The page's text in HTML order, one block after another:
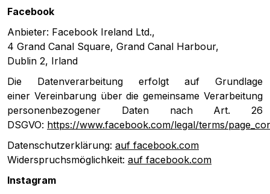
Facebook
Anbieter: Facebook Ireland Ltd.,
4 Grand Canal Square, Grand Canal Harbour,
Dublin 2, Irland
Die Datenverarbeitung erfolgt auf Grundlage
einer Vereinbarung über die gemeinsame Verarbeitung
personenbezogener Daten nach Art. 26
DSGVO: https://www.facebook.com/legal/terms/
Datenschutzerklärung: auf facebook.com
Widerspruchsmöglichkeit: auf facebook.com
Instagram